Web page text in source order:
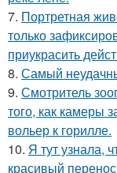
7. Портретная
только
приукрасить
8. Самый
9. Смотритель
того, как камеры
вольер к горилле.
10. Я тут узнала,
красивый